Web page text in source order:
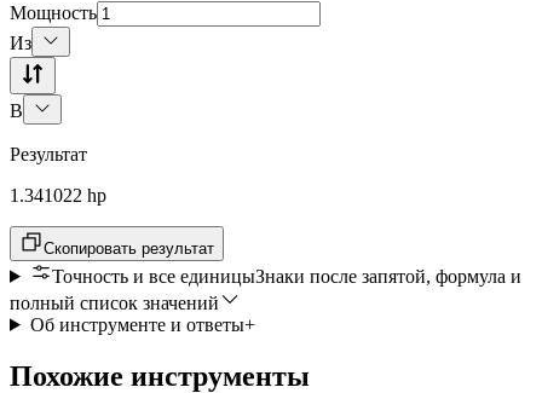
Мощность
Из
В
Результат
1.341022 hp
Скопировать результат
Точность и все единицыЗнаки после запятой, формула и
полный список значений
Об инструменте и ответы+
Похожие инструменты